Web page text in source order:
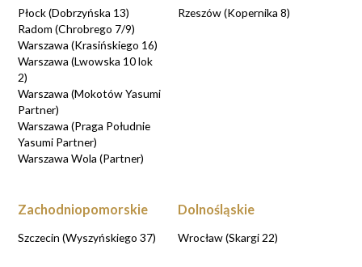
Płock (Dobrzyńska 13)
Radom (Chrobrego 7/9)
Warszawa (Krasińskiego 16)
Warszawa (Lwowska 10 lok
2)
Warszawa (Mokotów Yasumi
Partner)
Warszawa (Praga Południe
Yasumi Partner)
Warszawa Wola (Partner)
Rzeszów (Kopernika 8)
Zachodniopomorskie
Szczecin (Wyszyńskiego 37)
Dolnośląskie
Wrocław (Skargi 22)